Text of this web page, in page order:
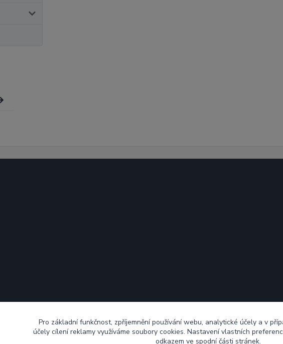
Pro základní funkčnost, zpříjemnění používání webu, analytické účely a v
účely cílení reklamy využíváme soubory cookies. Nastavení vlastních
odkazem ve spodní části stránek.